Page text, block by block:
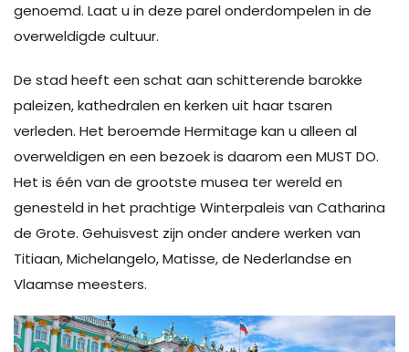
genoemd. Laat u in deze parel onderdompelen in de
overweldigde cultuur.
De stad heeft een schat aan schitterende barokke
paleizen, kathedralen en kerken uit haar tsaren
verleden. Het beroemde Hermitage kan u alleen al
overweldigen en een bezoek is daarom een MUST DO.
Het is één van de grootste musea ter wereld en
genesteld in het prachtige Winterpaleis van Catharina
de Grote. Gehuisvest zijn onder andere werken van
Titiaan, Michelangelo, Matisse, de Nederlandse en
Vlaamse meesters.